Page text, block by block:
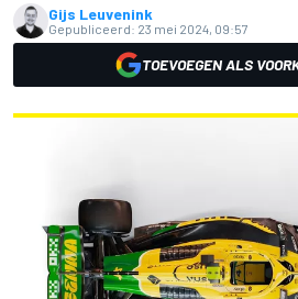
Gijs Leuvenink
Gepubliceerd: 23 mei 2024, 09:57
TOEVOEGEN ALS